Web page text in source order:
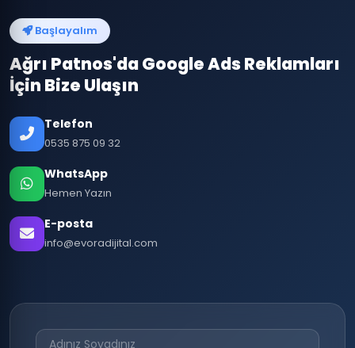
Başlayalım
Ağrı Patnos'da Google Ads Reklamları
İçin Bize Ulaşın
Telefon
0535 875 09 32
WhatsApp
Hemen Yazın
E-posta
info@evoradijital.com